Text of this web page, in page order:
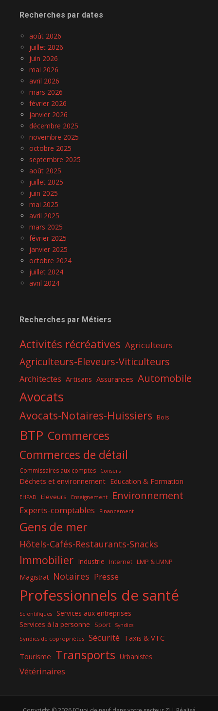
Recherches par dates
août 2026
juillet 2026
juin 2026
mai 2026
avril 2026
mars 2026
février 2026
janvier 2026
décembre 2025
novembre 2025
octobre 2025
septembre 2025
août 2025
juillet 2025
juin 2025
mai 2025
avril 2025
mars 2025
février 2025
janvier 2025
octobre 2024
juillet 2024
avril 2024
Recherches par Métiers
Activités récréatives Agriculteurs
Agriculteurs-Eleveurs-Viticulteurs
Architectes Artisans Assurances Automobile
Avocats
Avocats-Notaires-Huissiers Bois
BTP Commerces
Commerces de détail
Commissaires aux comptes Conseils
Déchets et environnement Education & Formation
EHPAD Eleveurs Enseignement Environnement
Experts-comptables Financement
Gens de mer
Hôtels-Cafés-Restaurants-Snacks
Immobilier Industrie Internet LMP & LMNP
Magistrat Notaires Presse
Professionnels de santé
Scientifiques
Services aux entreprises
Services à la personne
Sport Syndics
Syndics de copropriétés Sécurité Taxis & VTC
Tourisme Transports Urbanistes
Vétérinaires